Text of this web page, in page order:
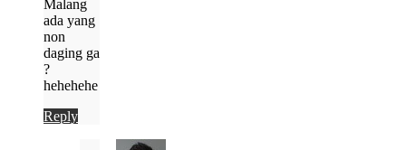
Malang
ada yang
non
daging ga
?
hehehehe
Reply